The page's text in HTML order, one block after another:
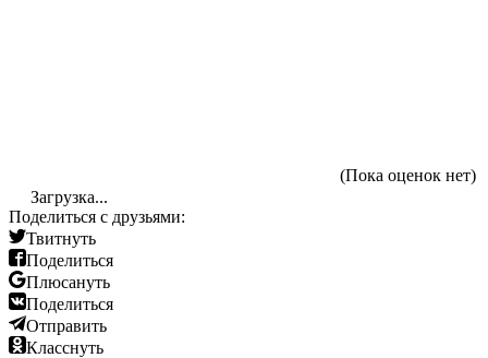
(Пока оценок нет)
Загрузка...
Поделиться с друзьями:
Твитнуть
Поделиться
Плюсануть
Поделиться
Отправить
Класснуть